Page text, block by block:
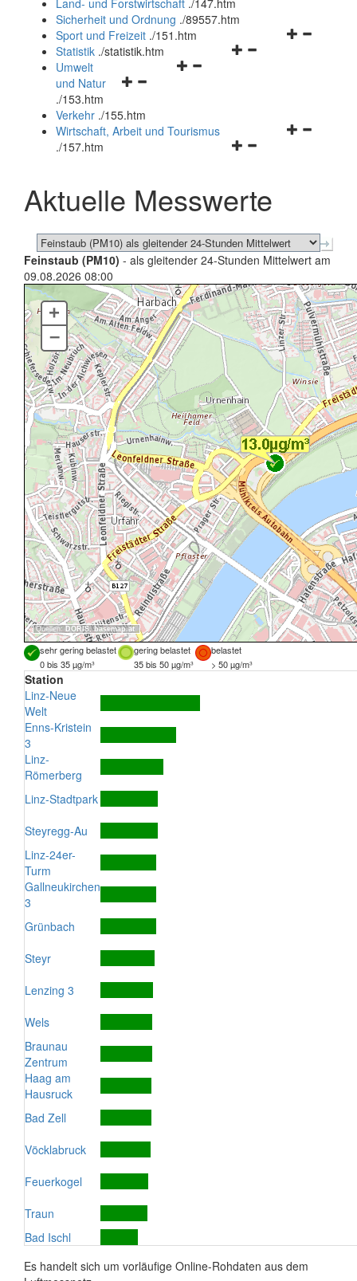
und
schließen
Land- und Forstwirtschaft ./147.htm
Sicherheit und Ordnung ./89557.htm
Navigationsmenü
Sport und Freizeit ./151.htm
Navigationsmenü
Statistik ./statistik.htm
Navigationsmenü
und
schließen
Umwelt
und Natur
./153.htm
Verkehr ./155.htm
Navigationsmenü
schließen
Wirtschaft, Arbeit und Tourismus
./157.htm
Aktuelle Messwerte
Feinstaub (PM10) - als gleitender 24-Stunden Mittelwert am
09.08.2026 08:00
Quellen: DORIS,basemap.at
+
–
sehr gering belastet gering belastet
belastet
0 bis 35 µg/m³
35 bis 50 µg/m³ > 50 µg/m³
Station
Linz-Neue
Welt
Enns-Kristein
3
Linz-
Römerberg
Linz-Stadtpark
Steyregg-Au
Linz-24er-
Turm
Gallneukirchen
3
Grünbach
Steyr
Lenzing 3
Wels
Braunau
Zentrum
Haag am
Hausruck
Bad Zell
Vöcklabruck
Feuerkogel
Traun
Bad Ischl
Es handelt sich um vorläufige Online-Rohdaten aus dem